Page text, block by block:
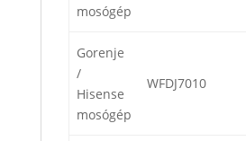
mosógép
Gorenje
/
Hisense
mosógép
WFDJ7010